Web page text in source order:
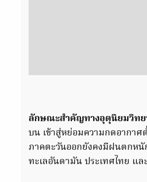
ลักษณะสำคัญทางอุตุนิยมวิท
บน เข้าสู่หย่อมความกดอากาศ
ภาคตะวันออกยังคงมีฝนตกหนั
ทะเลอันดามัน ประเทศไทย แ